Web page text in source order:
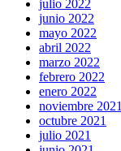
julio 2022
junio 2022
mayo 2022
abril 2022
marzo 2022
febrero 2022
enero 2022
noviembre 2021
octubre 2021
julio 2021